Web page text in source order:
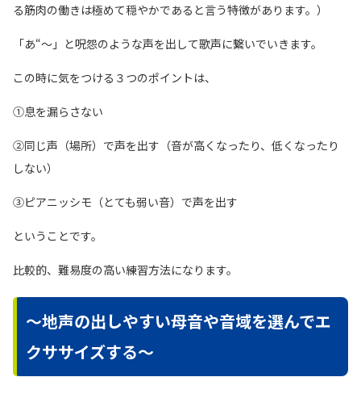
る筋肉の働きは極めて穏やかであると言う特徴があります。）
「あ“〜」と呪怨のような声を出して歌声に繋いでいきます。
この時に気をつける３つのポイントは、
①息を漏らさない
②同じ声（場所）で声を出す（音が高くなったり、低くなったり
しない）
③ピアニッシモ（とても弱い音）で声を出す
ということです。
比較的、難易度の高い練習方法になります。
〜地声の出しやすい母音や音域を選んでエ
クササイズする〜